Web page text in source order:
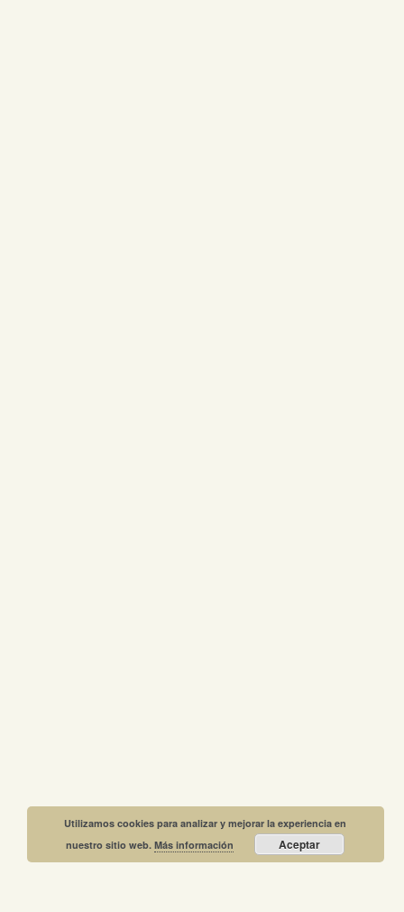
Utilizamos cookies para analizar y mejorar la experiencia en
nuestro sitio web.Más información Aceptar